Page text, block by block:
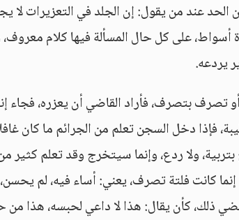
عند من يقول: إن الجلد في التعزيرات لا
أسواط، على كل حال المسألة فيها كلام
يردعه.
تصرف بتصرف، فأراد القاضي أن يعزره، فجاء
فإذا دخل السجن تعلم من الجرائم ما كان
ولا ردع، وإنما سيتخرج وقد تعلم كثير
كانت فلتة تصرف، يعني: أساء فيه، لم
ذلك، كأن يقال: هذا لا داعي لحبسه، هذا